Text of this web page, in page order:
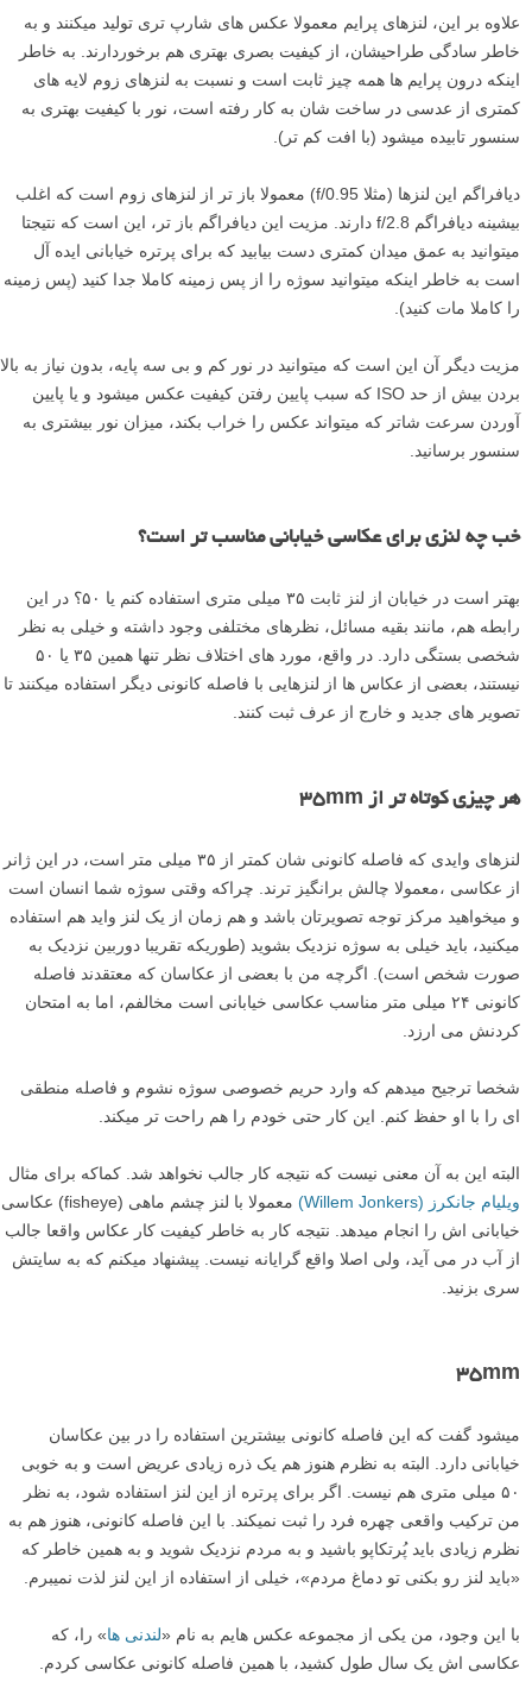
علاوه بر این، لنزهای پرایم معمولا عکس های شارپ تری تولید میکنند و به
خاطر سادگی طراحیشان، از کیفیت بصری بهتری هم برخوردارند. به خاطر
اینکه درون پرایم ها همه چیز ثابت است و نسبت به لنزهای زوم لایه های
کمتری از عدسی در ساخت شان به کار رفته است، نور با کیفیت بهتری به
سنسور تابیده میشود (با افت کم تر).
دیافراگم این لنزها (مثلا f/0.95) معمولا باز تر از لنزهای زوم است که اغلب
بیشینه دیافراگم f/2.8 دارند. مزیت این دیافراگم باز تر، این است که نتیجتا
میتوانید به عمق میدان کمتری دست بیابید که برای پرتره خیابانی ایده آل
است به خاطر اینکه میتوانید سوژه را از پس زمینه کاملا جدا کنید (پس زمینه
را کاملا مات کنید).
مزیت دیگر آن این است که میتوانید در نور کم و بی سه پایه، بدون نیاز به بالا
بردن بیش از حد ISO که سبب پایین رفتن کیفیت عکس میشود و یا پایین
آوردن سرعت شاتر که میتواند عکس را خراب بکند، میزان نور بیشتری به
سنسور برسانید.
خب چه لنزی برای عکاسی خیابانی مناسب تر است؟
بهتر است در خیابان از لنز ثابت ۳۵ میلی متری استفاده کنم یا ۵۰؟ در این
رابطه هم، مانند بقیه مسائل، نظرهای مختلفی وجود داشته و خیلی به نظر
شخصی بستگی دارد. در واقع، مورد های اختلاف نظر تنها همین ۳۵ یا ۵۰
نیستند، بعضی از عکاس ها از لنزهایی با فاصله کانونی دیگر استفاده میکنند تا
تصویر های جدید و خارج از عرف ثبت کنند.
هر چیزی کوتاه تر از ۳۵mm
لنزهای وایدی که فاصله کانونی شان کمتر از ۳۵ میلی متر است، در این ژانر
از عکاسی ،معمولا چالش برانگیز ترند. چراکه وقتی سوژه شما انسان است
و میخواهید مرکز توجه تصویرتان باشد و هم زمان از یک لنز واید هم استفاده
میکنید، باید خیلی به سوژه نزدیک بشوید (طوریکه تقریبا دوربین نزدیک به
صورت شخص است). اگرچه من با بعضی از عکاسان که معتقدند فاصله
کانونی ۲۴ میلی متر مناسب عکاسی خیابانی است مخالفم، اما به امتحان
کردنش می ارزد.
شخصا ترجیح میدهم که وارد حریم خصوصی سوژه نشوم و فاصله منطقی
ای را با او حفظ کنم. این کار حتی خودم را هم راحت تر میکند.
البته این به آن معنی نیست که نتیجه کار جالب نخواهد شد. کماکه برای مثال
ویلیام جانکرز (Willem Jonkers)
معمولا با لنز چشم ماهی (fisheye) عکاسی
خیابانی اش را انجام میدهد. نتیجه کار به خاطر کیفیت کار عکاس واقعا جالب
از آب در می آید، ولی اصلا واقع گرایانه نیست. پیشنهاد میکنم که به سایتش
سری بزنید.
۳۵mm
میشود گفت که این فاصله کانونی بیشترین استفاده را در بین عکاسان
خیابانی دارد. البته به نظرم هنوز هم یک ذره زیادی عریض است و به خوبی
۵۰ میلی متری هم نیست. اگر برای پرتره از این لنز استفاده شود، به نظر
من ترکیب واقعی چهره فرد را ثبت نمیکند. با این فاصله کانونی، هنوز هم به
نظرم زیادی باید پُرتکاپو باشید و به مردم نزدیک شوید و به همین خاطر که
«باید لنز رو بکنی تو دماغ مردم»، خیلی از استفاده از این لنز لذت نمیبرم.
با این وجود، من یکی از مجموعه عکس هایم به نام «لندنی ها» را، که
عکاسی اش یک سال طول کشید، با همین فاصله کانونی عکاسی کردم.